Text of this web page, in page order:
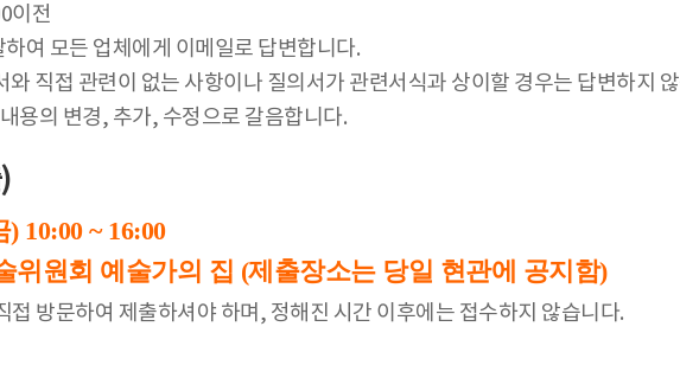
이전
여 모든 업체에게 이메일로 답변합니다.
직접 관련이 없는 사항이나 질의서가 관련서식과 상이할 경우는 답변하지
용의 변경, 추가, 수정으로 갈음합니다.
10:00 ~ 16:00
위원회 예술가의 집 (제출장소는 당일 현관에 공지함)
접 방문하여 제출하셔야 하며, 정해진 시간 이후에는 접수하지 않습니다.